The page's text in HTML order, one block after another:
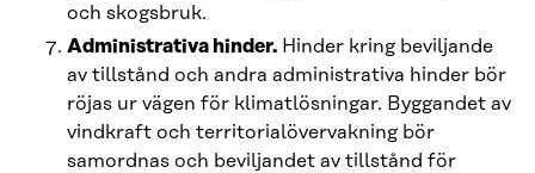
och skogsbruk.
Administrativa hinder. Hinder kring beviljande
av tillstånd och andra administrativa hinder bör
röjas ur vägen för klimatlösningar. Byggandet av
vindkraft och territorialövervakning bör
samordnas och beviljandet av tillstånd för